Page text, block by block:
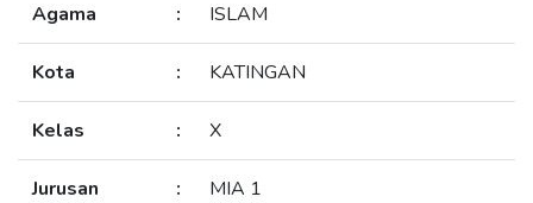
Agama : ISLAM
Kota : KATINGAN
Kelas : X
Jurusan : MIA 1